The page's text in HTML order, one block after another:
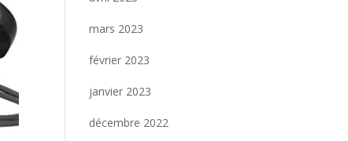
mars 2023
février 2023
janvier 2023
décembre 2022